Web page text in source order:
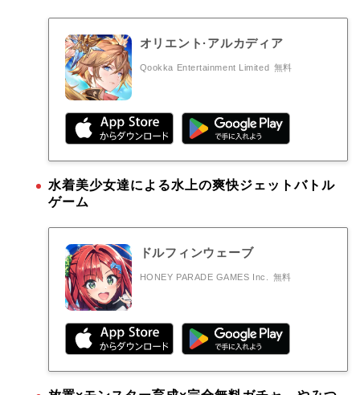
オリエント·アルカディア
Qookka Entertainment Limited 無料
水着美少女達による水上の爽快ジェットバトル
ゲーム
ドルフィンウェーブ
HONEY PARADE GAMES Inc. 無料